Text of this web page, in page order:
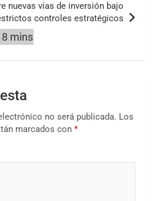
nuevas vías de inversión bajo
controles estratégicos
no será publicada. Los
marcados con *